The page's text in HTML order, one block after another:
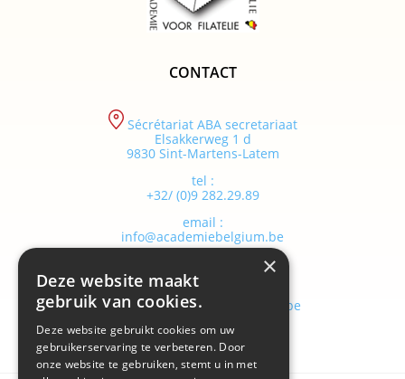
CONTACT
Sécrétariat ABA secretariaat
Elsakkerweg 1 d
9830 Sint-Martens-Latem
tel :
+32/ (0)9 282.29.89
email :
info@academiebelgium.be
webmaster :
vandenhaute.johann@skynet.be
×
Deze website maakt
gebruik van cookies.
Deze website gebruikt cookies om uw
gebruikerservaring te verbeteren. Door
onze website te gebruiken, stemt u in met